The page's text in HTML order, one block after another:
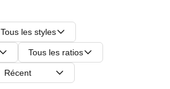
Tous les styles
Tous les ratios
Récent